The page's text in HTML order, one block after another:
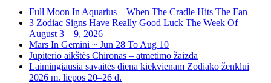
Full Moon In Aquarius – When The Cradle Hits The Fan
3 Zodiac Signs Have Really Good Luck The Week Of
August 3 – 9, 2026
Mars In Gemini ~ Jun 28 To Aug 10
Jupiterio aikštės Chironas – atmetimo žaizda
Laimingiausia savaitės diena kiekvienam Zodiako ženklui
2026 m. liepos 20–26 d.